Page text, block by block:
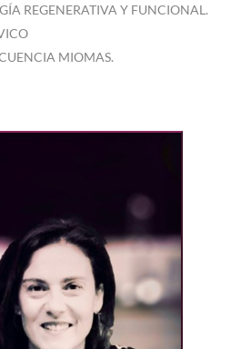
REGENERATIVA Y FUNCIONAL.
MIOMAS.